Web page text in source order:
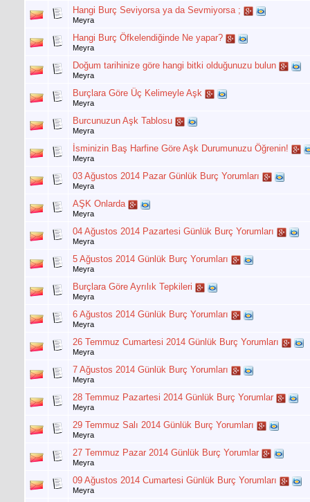
Hangi Burç Seviyorsa ya da Sevmiyorsa ;
Meyra
Hangi Burç Öfkelendiğinde Ne yapar?
Meyra
Doğum tarihinize göre hangi bitki olduğunuzu bulun
Meyra
Burçlara Göre Üç Kelimeyle Aşk
Meyra
Burcunuzun Aşk Tablosu
Meyra
İsminizin Baş Harfine Göre Aşk Durumunuzu Öğrenin!
Meyra
03 Ağustos 2014 Pazar Günlük Burç Yorumları
Meyra
AŞK Onlarda
Meyra
04 Ağustos 2014 Pazartesi Günlük Burç Yorumları
Meyra
5 Ağustos 2014 Günlük Burç Yorumları
Meyra
Burçlara Göre Ayrılık Tepkileri
Meyra
6 Ağustos 2014 Günlük Burç Yorumları
Meyra
26 Temmuz Cumartesi 2014 Günlük Burç Yorumları
Meyra
7 Ağustos 2014 Günlük Burç Yorumları
Meyra
28 Temmuz Pazartesi 2014 Günlük Burç Yorumlar
Meyra
29 Temmuz Salı 2014 Günlük Burç Yorumları
Meyra
27 Temmuz Pazar 2014 Günlük Burç Yorumlar
Meyra
09 Ağustos 2014 Cumartesi Günlük Burç Yorumları
Meyra